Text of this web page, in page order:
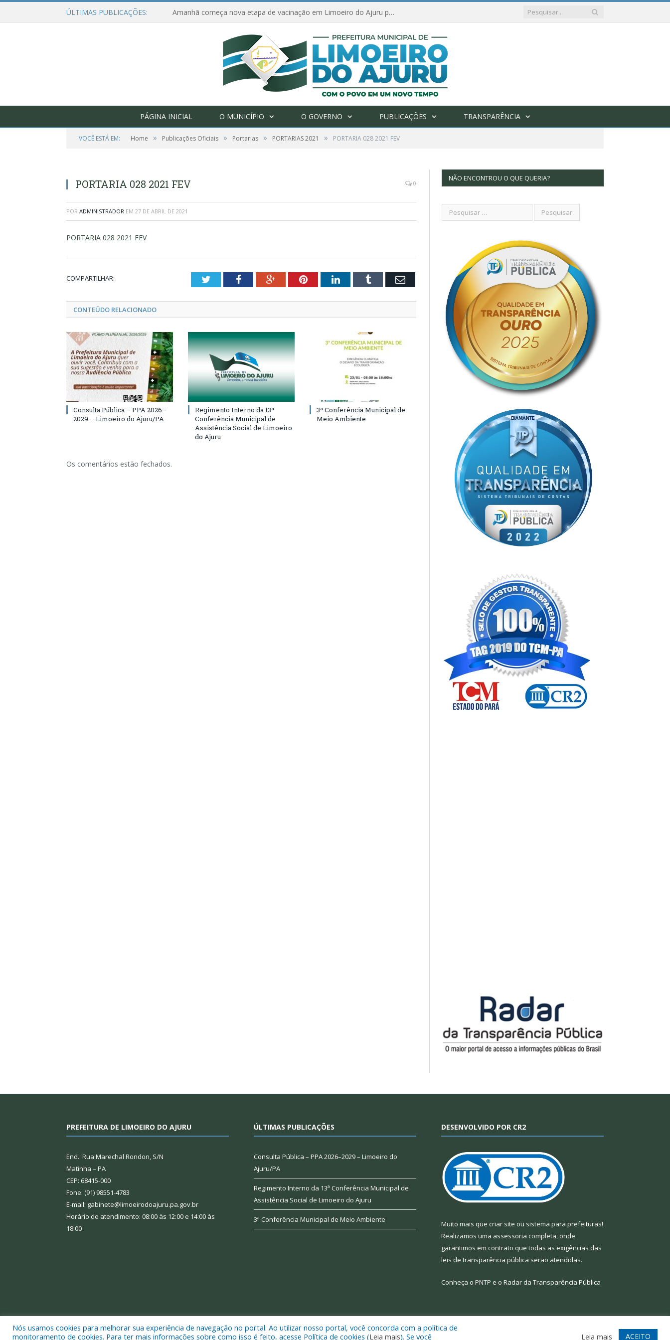
ÚLTIMAS PUBLICAÇÕES: Amanhã começa nova etapa de vacinação em Limoeiro do Ajuru para idosos com 65 ou mais
PÁGINA INICIAL O MUNICÍPIO O GOVERNO PUBLICAÇÕES TRANSPARÊNCIA
VOCÊ ESTÁ EM: Home » Publicações Oficiais » Portarias » PORTARIAS 2021 » PORTARIA 028 2021 FEV
PORTARIA 028 2021 FEV 0
POR ADMINISTRADOR EM 27 DE ABRIL DE 2021
PORTARIA 028 2021 FEV
COMPARTILHAR: TwitterFacebookGoogle+PinterestLinkedInTumblr Email
CONTEÚDO RELACIONADO
Consulta Pública – PPA 2026–
2029 – Limoeiro do Ajuru/PA
Regimento Interno da 13ª
Conferência Municipal de
Assistência Social de Limoeiro
do Ajuru
3ª Conferência Municipal de
Meio Ambiente
Os comentários estão fechados.
NÃO ENCONTROU O QUE QUERIA?
PREFEITURA DE LIMOEIRO DO AJURU
End.: Rua Marechal Rondon, S/N
Matinha – PA
CEP: 68415-000
Fone: (91) 98551-4783
E-mail: gabinete@limoeirodoajuru.pa.gov.br
Horário de atendimento: 08:00 às 12:00 e 14:00 às
18:00
ÚLTIMAS PUBLICAÇÕES
Consulta Pública – PPA 2026–2029 – Limoeiro do
Ajuru/PA
Regimento Interno da 13ª Conferência Municipal de
Assistência Social de Limoeiro do Ajuru
3ª Conferência Municipal de Meio Ambiente
DESENVOLVIDO POR CR2
Muito mais que criar site ou sistema para prefeituras!
Realizamos uma assessoria completa, onde
garantimos em contrato que todas as exigências das
leis de transparência pública serão atendidas.
Conheça o PNTP e o Radar da Transparência Pública
Todos os direitos reservados a Prefeitura Municipal de Limoeiro do Ajuru. Mapa do Site Acessar Webmail
Nós usamos cookies para melhorar sua experiência de navegação no portal. Ao utilizar nosso portal, você concorda com a política de
monitoramento de cookies. Para ter mais informações sobre como isso é feito, acesse Política de cookies (Leia mais). Se você Leia mais ACEITO